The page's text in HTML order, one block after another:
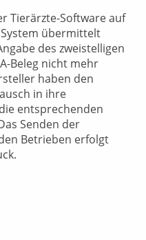
Tierärzte-Software auf
übermittelt
des zweistelligen
Beleg nicht mehr
haben den
in ihre
entsprechenden
Senden der
Betrieben erfolgt